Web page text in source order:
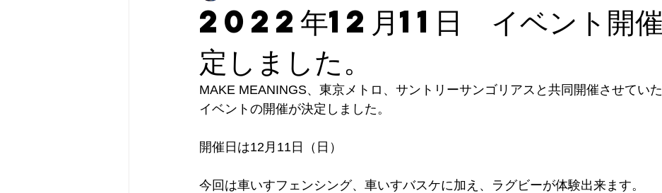
2022年12月11日 イベント開
定しました。
MAKE MEANINGS、東京メトロ、サントリーサンゴリアスと共同開催させていた
イベントの開催が決定しました。
開催日は12月11日（日）
今回は車いすフェンシング、車いすバスケに加え、ラグビーが体験出来ます。